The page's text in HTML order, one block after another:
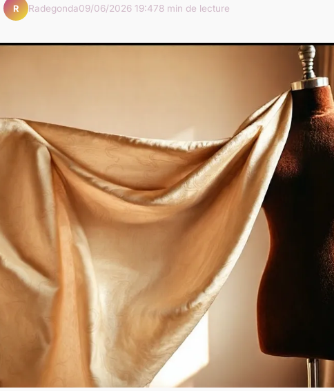
R Radegonda09/06/2026 19:478 min de lecture